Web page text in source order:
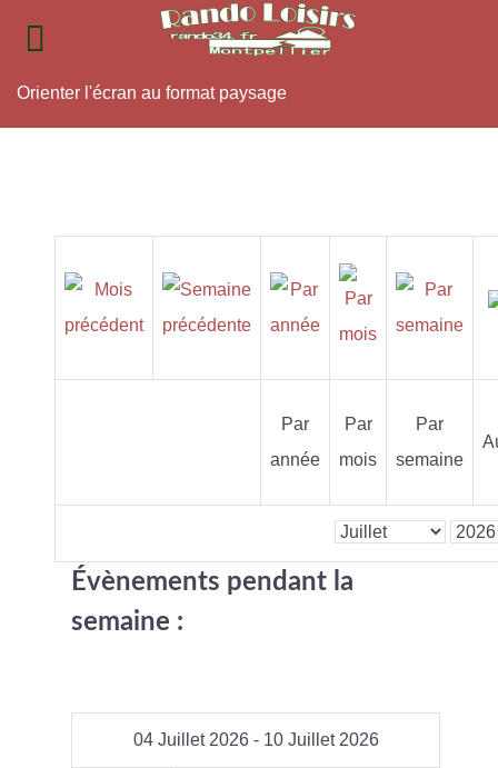
Orienter l'écran au format paysage
Par
année
Par
mois
Par
semaine
Évènements pendant la
semaine :
04 Juillet 2026 - 10 Juillet 2026